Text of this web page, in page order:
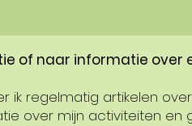
of naar informatie over
ik regelmatig artikelen
over mijn activiteiten